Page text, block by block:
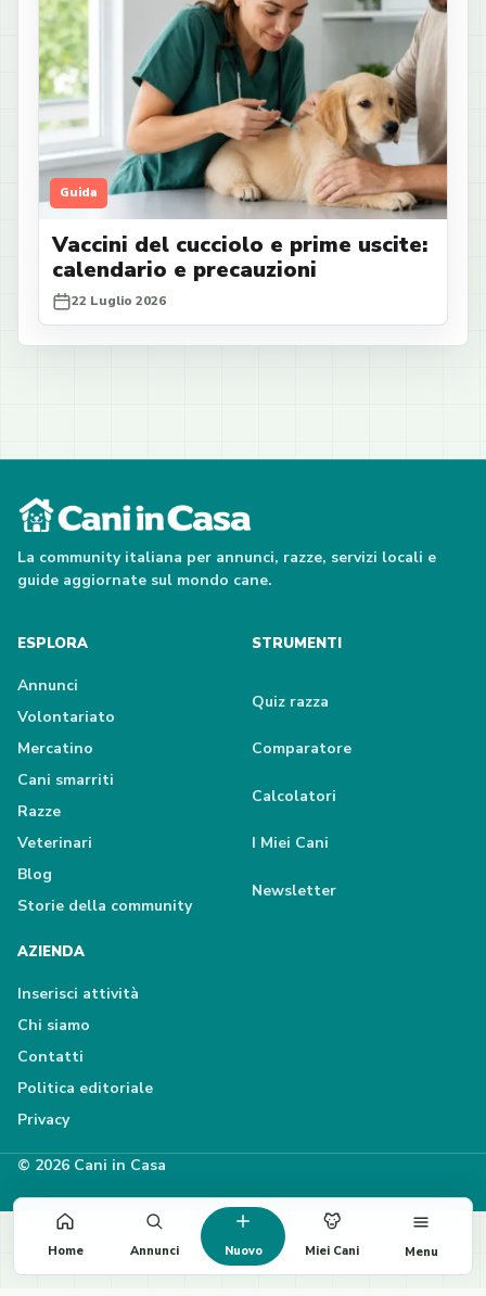
Guida
Vaccini del cucciolo e prime uscite:
calendario e precauzioni
22 Luglio 2026
La community italiana per annunci, razze, servizi locali e
guide aggiornate sul mondo cane.
ESPLORA
Annunci
Volontariato
Mercatino
Cani smarriti
Razze
Veterinari
Blog
Storie della community
STRUMENTI
Quiz razza
Comparatore
Calcolatori
I Miei Cani
Newsletter
AZIENDA
Inserisci attività
Chi siamo
Contatti
Politica editoriale
Privacy
© 2026 Cani in Casa
Home Annunci Nuovo Miei Cani Menu